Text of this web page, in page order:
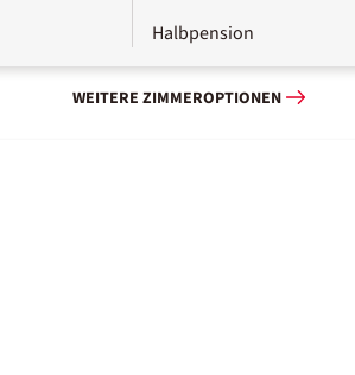
Halbpension
WEITERE ZIMMEROPTIONEN